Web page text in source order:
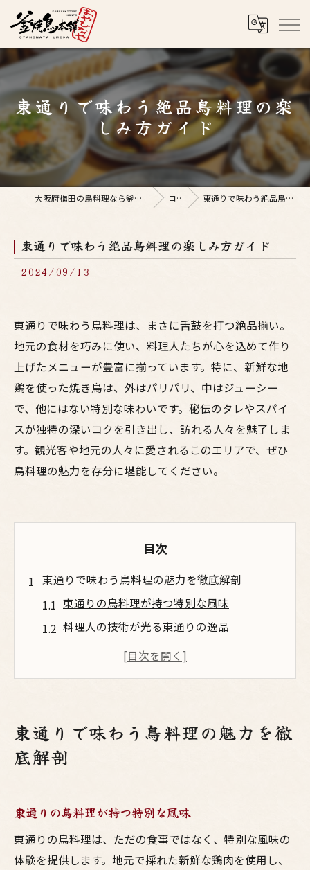
東通りで味わう絶品鳥料理の楽
しみ方ガイド
大阪府梅田の鳥料理なら釜焼鳥本舗おやひなや 梅田店 コラム 東通りで味わう絶品鳥料理の楽しみ方ガイド
東通りで味わう絶品鳥料理の楽しみ方ガイド
2024/09/13
東通りで味わう鳥料理は、まさに舌鼓を打つ絶品揃い。
地元の食材を巧みに使い、料理人たちが心を込めて作り
上げたメニューが豊富に揃っています。特に、新鮮な地
鶏を使った焼き鳥は、外はパリパリ、中はジューシー
で、他にはない特別な味わいです。秘伝のタレやスパイ
スが独特の深いコクを引き出し、訪れる人々を魅了しま
す。観光客や地元の人々に愛されるこのエリアで、ぜひ
鳥料理の魅力を存分に堪能してください。
目次
東通りで味わう鳥料理の魅力を徹底解剖
東通りの鳥料理が持つ特別な風味
料理人の技術が光る東通りの逸品
地元食材が引き出す鳥料理の魅力
地元食材で贅沢に東通りの鳥料理を堪能しよう
東通りの地元食材が生む贅沢な味わい
地元の恵みを感じる東通りの鳥料理
地域特産品が織りなす鳥料理の美味しさ
東通りならではの食材との出会い
東通りで味わう鳥料理の魅力を徹
底解剖
東通りの鳥料理が持つ特別な風味
東通りの鳥料理は、ただの食事ではなく、特別な風味の
体験を提供します。地元で採れた新鮮な鶏肉を使用し、